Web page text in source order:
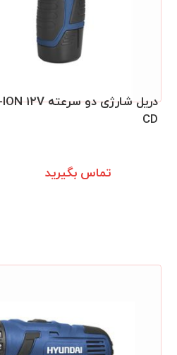
CD
تماس بگیرید